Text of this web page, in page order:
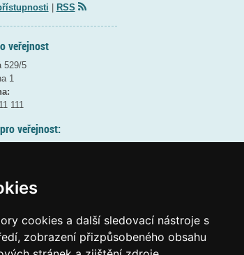
cookies a další sledovací nástroje s
zobrazení přizpůsobeného obsahu
RSS
veřejnost
529/5
1
111
veřejnost:
podatelna: